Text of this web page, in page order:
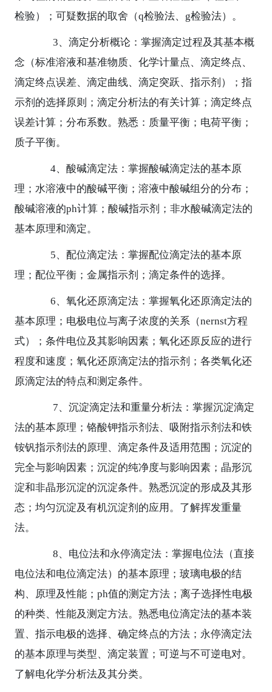
检验）；可疑数据的取舍（q检验法、 g检验法）。
3、滴定分析概论：掌握滴定过程及其基本概
念（标准溶液和基准物质、化学计量点、滴定终点、
滴定终点误差、滴定曲线、滴定突跃、指示剂）；指
示剂的选择原则；滴定分析法的有关计算；滴定终点
误差计算；分布系数。熟悉：质量平衡；电荷平衡；
质子平衡。
4、酸碱滴定法：掌握酸碱滴定法的基本原
理；水溶液中的酸碱平衡；溶液中酸碱组分的分布；
酸碱溶液的ph计算；酸碱指示剂；非水酸碱滴定法的
基本原理和滴定。
5、配位滴定法：掌握配位滴定法的基本原
理；配位平衡；金属指示剂；滴定条件的选择。
6、氧化还原滴定法：掌握氧化还原滴定法的
基本原理；电极电位与离子浓度的关系（nernst方程
式）；条件电位及其影响因素；氧化还原反应的进行
程度和速度；氧化还原滴定法的指示剂；各类氧化还
原滴定法的特点和测定条件。
7、沉淀滴定法和重量分析法：掌握沉淀滴定
法的基本原理；铬酸钾指示剂法、吸附指示剂法和铁
铵钒指示剂法的原理、滴定条件及适用范围；沉淀的
完全与影响因素；沉淀的纯净度与影响因素；晶形沉
淀和非晶形沉淀的沉淀条件。熟悉沉淀的形成及其形
态；均匀沉淀及有机沉淀剂的应用。了解挥发重量
法。
8、电位法和永停滴定法：掌握电位法（直接
电位法和电位滴定法）的基本原理；玻璃电极的结
构、原理及性能； ph值的测定方法；离子选择性电极
的种类、性能及测定方法。熟悉电位滴定法的基本装
置、指示电极的选择、确定终点的方法；永停滴定法
的基本原理与类型、滴定装置；可逆与不可逆电对。
了解电化学分析法及其分类。